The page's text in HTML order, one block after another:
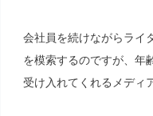
会社員を続けながらライ
を模索するのですが、年
受け入れてくれるメディ